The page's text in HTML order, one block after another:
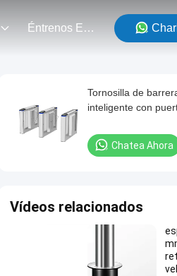
Éntrenos En Contacto Con
Tornosilla de
inteligente con
Chatea Ahora
Vídeos relacionados